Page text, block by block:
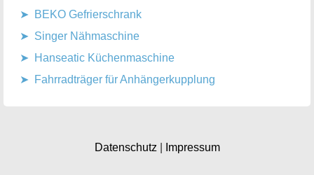
BEKO Gefrierschrank
Singer Nähmaschine
Hanseatic Küchenmaschine
Fahrradträger für Anhängerkupplung
Datenschutz Impressum